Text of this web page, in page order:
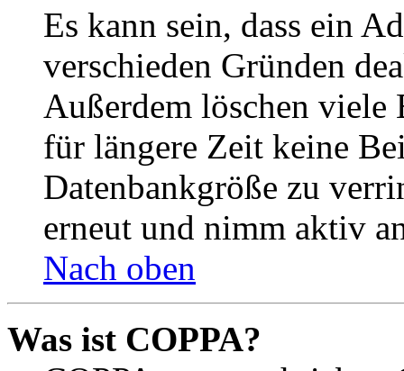
Es kann sein, dass ein
verschieden Gründen
Außerdem löschen viele
für längere Zeit keine
Datenbankgröße zu
erneut und nimm aktiv
Nach oben
Was ist COPPA?